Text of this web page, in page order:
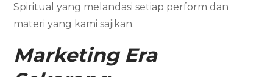
Spiritual yang melandasi setiap perform dan
materi yang kami sajikan.
Marketing Era